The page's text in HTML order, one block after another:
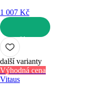
1 007 Kč
DO KOŠÍKU
další varianty
Výhodná cena
Vitaus